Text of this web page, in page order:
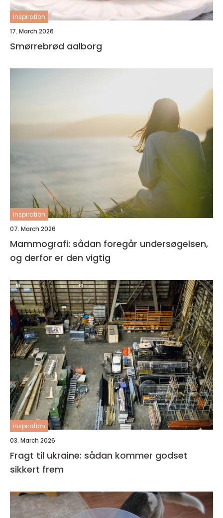
inspiration
17. March 2026
Smørrebrød aalborg
inspiration
07. March 2026
Mammografi: sådan foregår undersøgelsen,
og derfor er den vigtig
inspiration
03. March 2026
Fragt til ukraine: sådan kommer godset
sikkert frem